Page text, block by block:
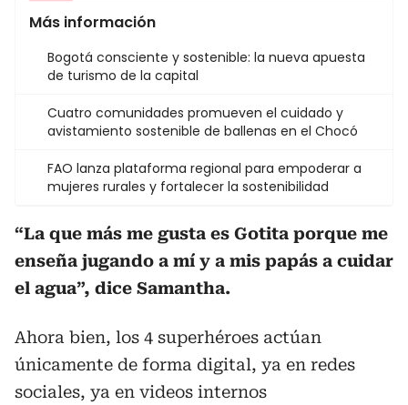
Más información
Bogotá consciente y sostenible: la nueva apuesta
de turismo de la capital
Cuatro comunidades promueven el cuidado y
avistamiento sostenible de ballenas en el Chocó
FAO lanza plataforma regional para empoderar a
mujeres rurales y fortalecer la sostenibilidad
“La que más me gusta es Gotita porque me
enseña jugando a mí y a mis papás a cuidar
el agua”, dice Samantha.
Ahora bien, los 4 superhéroes actúan
únicamente de forma digital, ya en redes
sociales, ya en videos internos